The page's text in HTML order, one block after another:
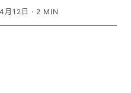
月12日 · 2 MIN